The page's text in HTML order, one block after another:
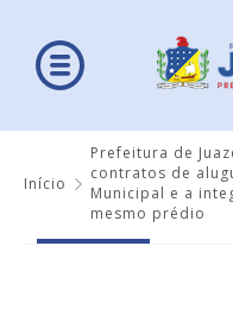
Início
Prefeitura de
contratos de
Municipal e a
mesmo prédio